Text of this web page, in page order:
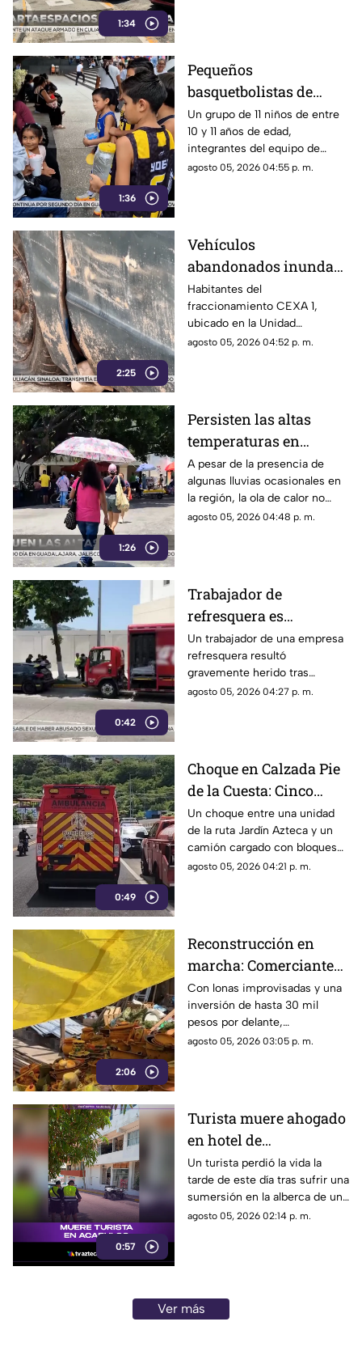
1:34
Miguel Alemán.
1:36
Pequeños
basquetbolistas de
Chilpancingo buscan
apoyo para competir en
torneo nacional en
Veracruz
Un grupo de 11 niños de entre
10 y 11 años de edad,
integrantes del equipo de
básquetbol Panteras de
a cabo en Orizaba, Veracruz,
del 19 al 23 de agosto.
agosto 05, 2026 04:55 p. m.
2:25
Vehículos
abandonados inundan
la Unidad Habitacional
Colosio: Vecinos
denuncian foco de
infección e inseguridad
Habitantes del
fraccionamiento CEXA 1,
ubicado en la Unidad
Habitacional Colosio, han
automóviles abandonados en la
vía pública.
agosto 05, 2026 04:52 p. m.
1:26
Persisten las altas
temperaturas en
Guerrero por efecto de
la canícula
A pesar de la presencia de
algunas lluvias ocasionales en
la región, la ola de calor no
cede en el estado de Guerrero.
agosto 05, 2026 04:48 p. m.
0:42
Trabajador de
refresquera es
atropellado en la
Costera Miguel Alemán
Un trabajador de una empresa
refresquera resultó
gravemente herido tras
resbalar de su camión y ser
agosto 05, 2026 04:27 p. m.
0:49
Choque en Calzada Pie
de la Cuesta: Cinco
lesionados tras
impacto entre combi y
camión de carga
Un choque entre una unidad
de la ruta Jardín Azteca y un
camión cargado con bloques
de concreto movilizó a los
agosto 05, 2026 04:21 p. m.
2:06
Reconstrucción en
marcha: Comerciantes
del Mercado Central de
Acapulco se levantan
tras la explosión
Con lonas improvisadas y una
inversión de hasta 30 mil
pesos por delante,
comerciantes del Mercado
agosto 05, 2026 03:05 p. m.
0:57
Turista muere ahogado
en hotel de
fraccionamiento Las
Playas en Acapulco
Un turista perdió la vida la
tarde de este día tras sufrir una
sumersión en la alberca de un
hospedaje ubicado sobre la
agosto 05, 2026 02:14 p. m.
Ver más